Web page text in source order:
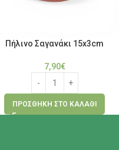
Πήλινο Σαγανάκι 15x3cm
7,90€
ΠΡΟΣΘΉΚΗ ΣΤΟ ΚΑΛΆΘΙ